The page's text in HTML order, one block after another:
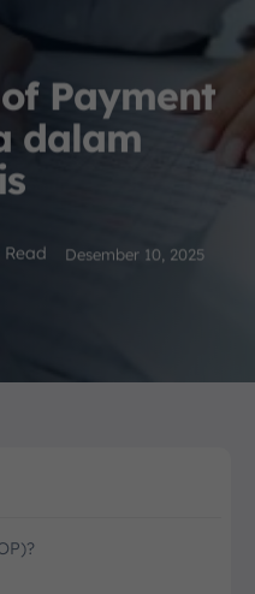
Payment
dalam
Read Desember 10, 2025